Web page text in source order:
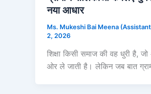
नया आधार
Ms. Mukeshi Bai Meena
2, 2026
शिक्षा किसी समाज की वह धुरी है,
ओर ले जाती है। लेकिन जब बात